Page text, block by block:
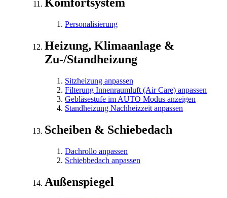
Personalisierung
Heizung, Klimaanlage &
Zu-/Standheizung
Sitzheizung anpassen
Filterung Innenraumluft (Air Care) anpassen
Gebläsestufe im AUTO Modus anzeigen
Standheizung Nachheizzeit anpassen
Scheiben & Schiebedach
Dachrollo anpassen
Schiebbedach anpassen
Außenspiegel